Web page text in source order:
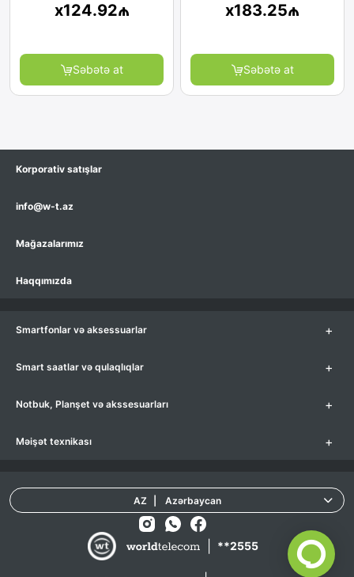
x124.92₼
Səbətə at
x183.25₼
Səbətə at
Korporativ satışlar
info@w-t.az
Mağazalarımız
Haqqımızda
Smartfonlar və aksessuarlar +
Smart saatlar və qulaqlıqlar +
Notbuk, Planşet və akssesuarları +
Məişət texnikası +
**2555
AZ Azərbaycan